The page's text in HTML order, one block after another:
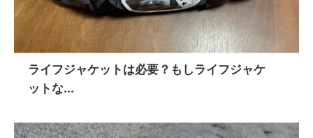
ライフジャケットは必要？もしライフジャケ
ットな...